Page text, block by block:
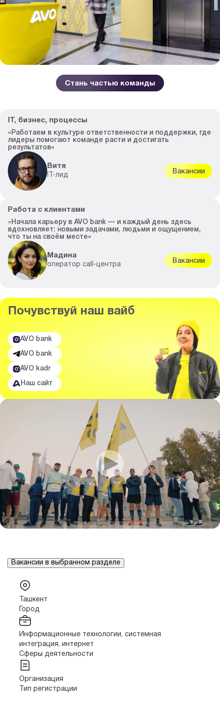
Стань частью команды
IT, бизнес, процессы
«Работаем в культуре ответственности и поддержки, где
лидеры помогают команде расти и достигать
результатов»
Витя
IT-лид
Вакансии
Работа с клиентами
«Начала карьеру в AVO bank — и каждый день здесь
вдохновляет: новыми задачами, людьми и ощущением,
что ты на своём месте»
Мадина
оператор call-центра
Вакансии
Почувствуй наш вайб
AVO bank
AVO bank
AVO kadr
Наш сайт
Вакансии в выбранном разделе
Ташкент
Город
Информационные технологии, системная
интеграция, интернет
Сферы деятельности
Организация
Тип регистрации